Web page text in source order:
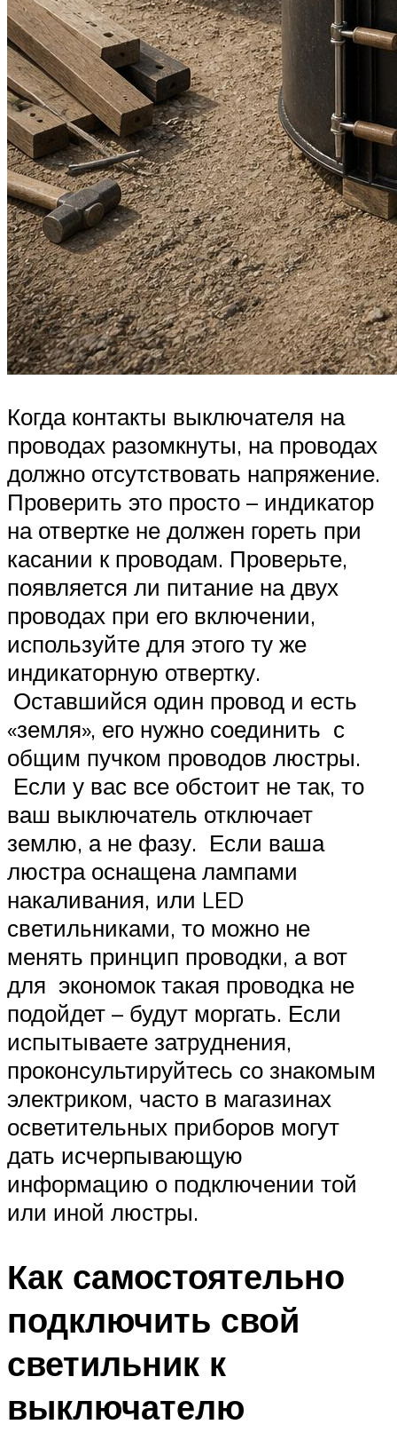
Когда контакты выключателя на
проводах разомкнуты, на проводах
должно отсутствовать напряжение.
Проверить это просто – индикатор
на отвертке не должен гореть при
касании к проводам. Проверьте,
появляется ли питание на двух
проводах при его включении,
используйте для этого ту же
индикаторную отвертку.
Оставшийся один провод и есть
«земля», его нужно соединить с
общим пучком проводов люстры.
Если у вас все обстоит не так, то
ваш выключатель отключает
землю, а не фазу. Если ваша
люстра оснащена лампами
накаливания, или LED
светильниками, то можно не
менять принцип проводки, а вот
для экономок такая проводка не
подойдет – будут моргать. Если
испытываете затруднения,
проконсультируйтесь со знакомым
электриком, часто в магазинах
осветительных приборов могут
дать исчерпывающую
информацию о подключении той
или иной люстры.
Как самостоятельно
подключить свой
светильник к
выключателю